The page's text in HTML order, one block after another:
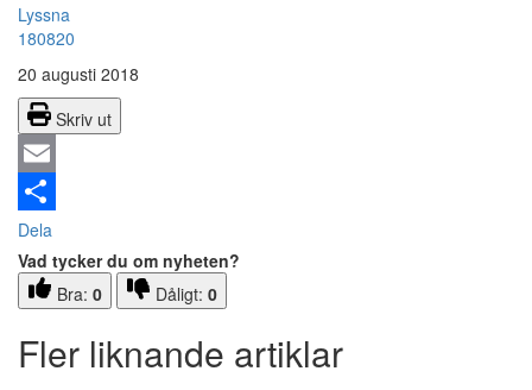
Lyssna
180820
20 augusti 2018
Skriv ut
Email
Dela
Vad tycker du om nyheten?
Bra: 0 Dåligt: 0
Fler liknande artiklar